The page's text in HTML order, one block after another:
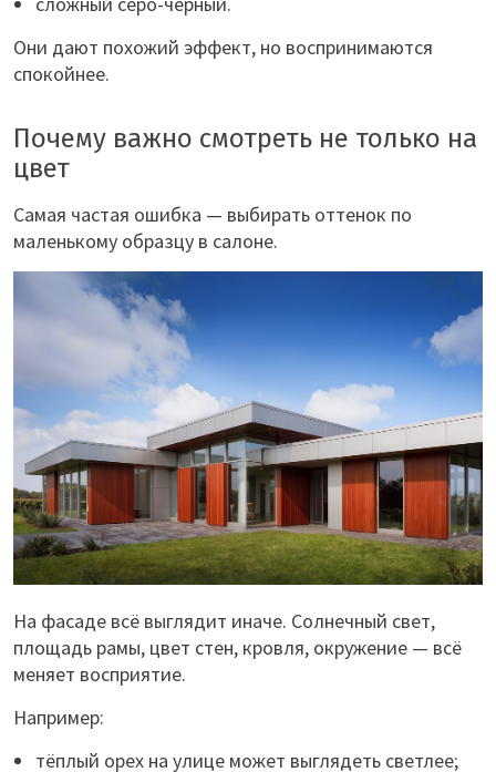
Они дают похожий эффект, но воспринимаются
спокойнее.
Почему важно смотреть не только на
цвет
Самая частая ошибка — выбирать оттенок по
маленькому образцу в салоне.
На фасаде всё выглядит иначе. Солнечный свет,
площадь рамы, цвет стен, кровля, окружение — всё
меняет восприятие.
Например:
тёплый орех на улице может выглядеть светлее;